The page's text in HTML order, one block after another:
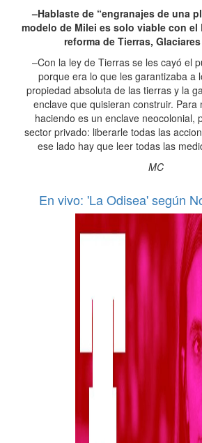
–Hablaste de “engranajes de una
modelo de Milei es solo viable con el
reforma de Tierras,
–Con la ley de Tierras se les cayó el
porque era lo que les garantizaba a
propiedad absoluta de las tierras y la
enclave que quisieran construir. Para
haciendo es un enclave neocolonial,
sector privado: liberarle todas las
ese lado hay que leer todas las
MC
En vivo: 'La Odisea' según